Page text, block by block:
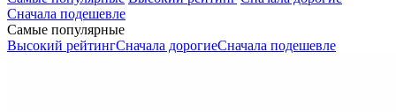
Сначала подешевле
Самые популярные
Высокий рейтингСначала дорогиеСначала подешевле